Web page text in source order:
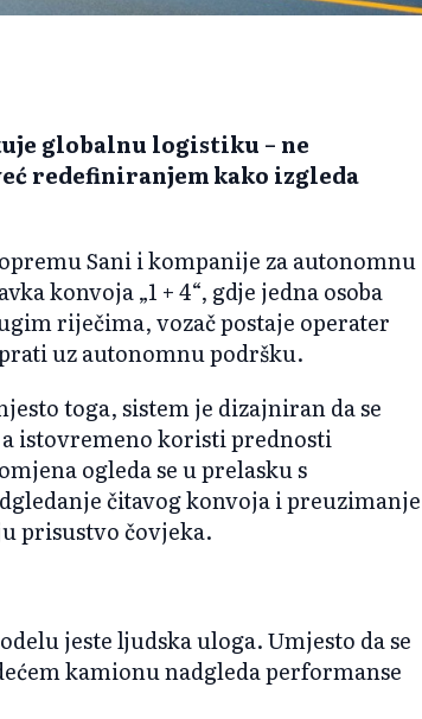
globalnu logistiku – ne
redefiniranjem kako izgleda
Sani i kompanije za autonomnu
konvoja „1 + 4“, gdje jedna osoba
riječima, vozač postaje operater
uz autonomnu podršku.
toga, sistem je dizajniran da se
istovremeno koristi prednosti
ogleda se u prelasku s
čitavog konvoja i preuzimanje
prisustvo čovjeka.
jeste ljudska uloga. Umjesto da se
kamionu nadgleda performanse